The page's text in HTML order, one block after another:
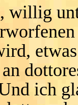
willig
ich